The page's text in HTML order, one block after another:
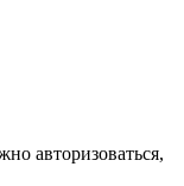
авторизоваться,